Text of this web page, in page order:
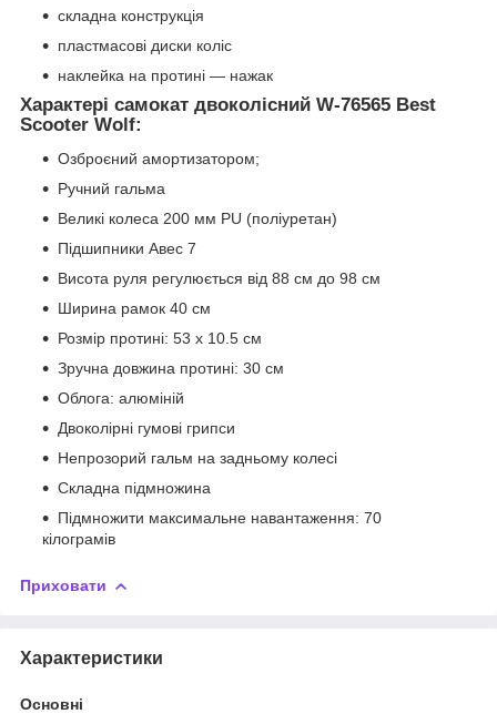
складна конструкція
пластмасові диски коліс
наклейка на протині — нажак
Характері самокат двоколісний W-76565 Best
Scooter Wolf:
Озброєний амортизатором;
Ручний гальма
Великі колеса 200 мм PU (поліуретан)
Підшипники Авес 7
Висота руля регулюється від 88 см до 98 см
Ширина рамок 40 см
Розмір протині: 53 х 10.5 см
Зручна довжина протині: 30 см
Облога: алюміній
Двоколірні гумові грипси
Непрозорий гальм на задньому колесі
Складна підмножина
Підмножити максимальне навантаження: 70
кілограмів
Приховати
Характеристики
Основні